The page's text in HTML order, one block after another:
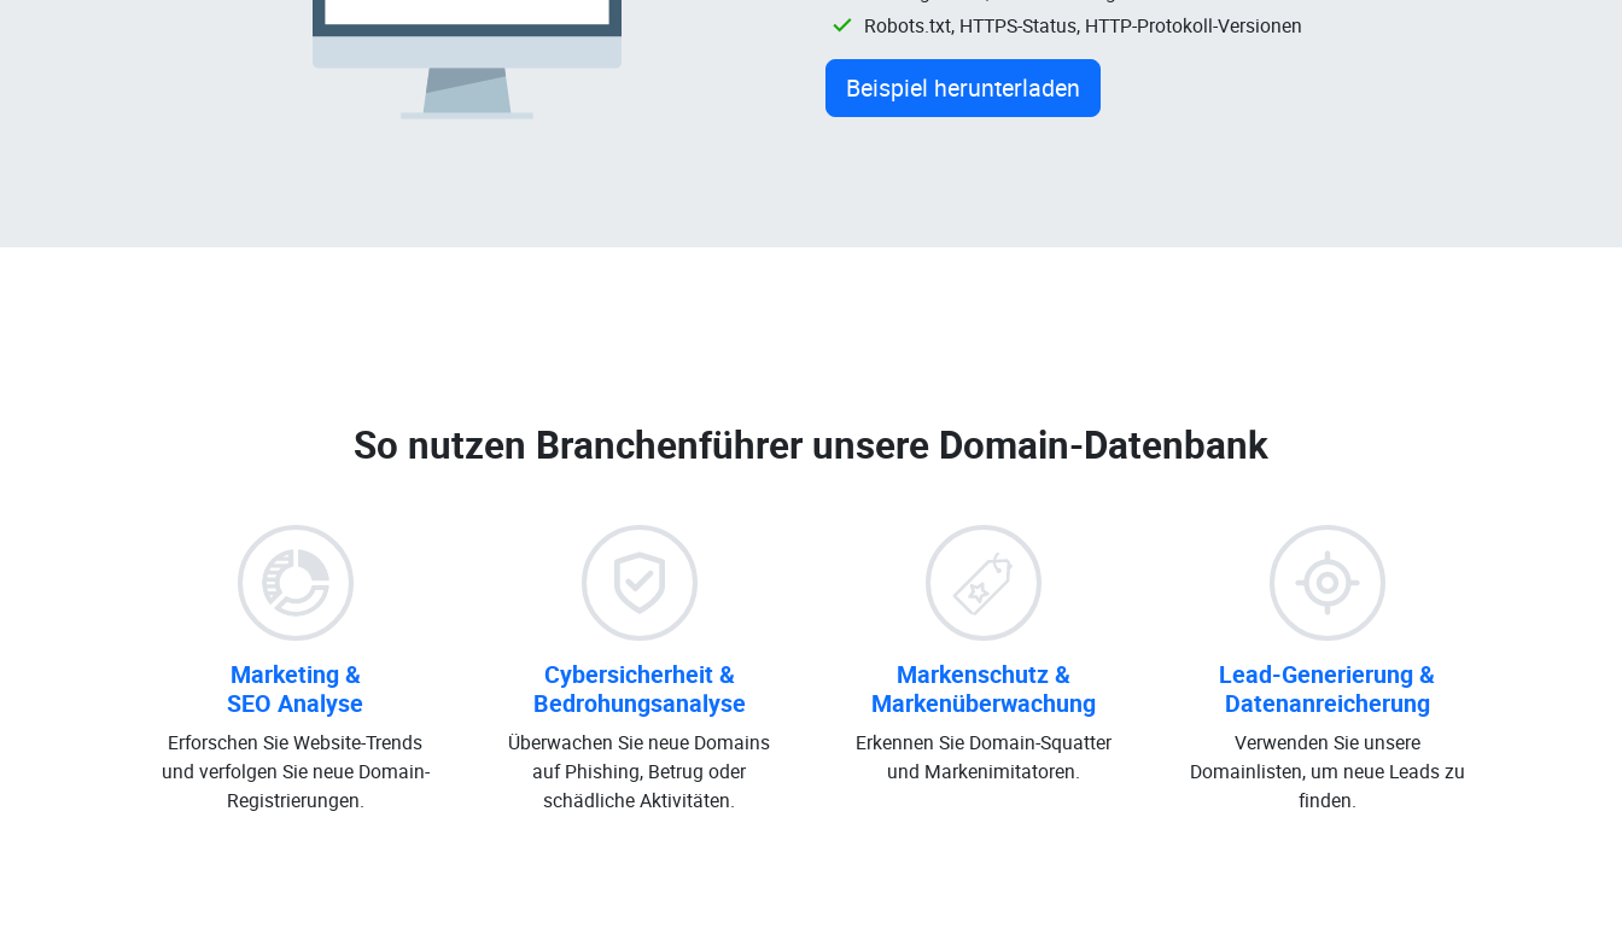
Robots.txt, HTTPS-Status, HTTP-Protokoll-Versionen
Beispiel herunterladen
So nutzen Branchenführer unsere Domain-Datenbank
Marketing &
SEO Analyse
Erforschen Sie Website-Trends
und verfolgen Sie neue Domain-
Registrierungen.
Cybersicherheit &
Bedrohungsanalyse
Überwachen Sie neue Domains
auf Phishing, Betrug oder
schädliche Aktivitäten.
Markenschutz &
Markenüberwachung
Erkennen Sie Domain-Squatter
und Markenimitatoren.
Lead-Generierung &
Datenanreicherung
Verwenden Sie unsere
Domainlisten, um neue Leads zu
finden.